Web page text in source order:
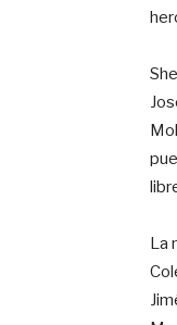
La